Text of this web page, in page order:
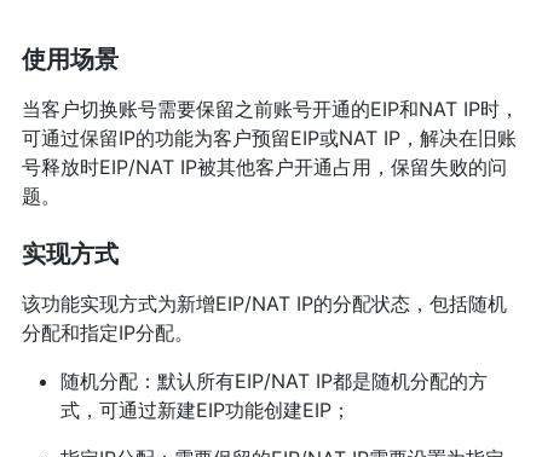
使用场景
当客户切换账号需要保留之前账号开通的EIP和NAT IP时，
可通过保留IP的功能为客户预留EIP或NAT IP，解决在旧账
号释放时EIP/NAT IP被其他客户开通占用，保留失败的问
题。
实现方式
该功能实现方式为新增EIP/NAT IP的分配状态，包括随机
分配和指定IP分配。
随机分配：默认所有EIP/NAT IP都是随机分配的方
式，可通过新建EIP功能创建EIP；